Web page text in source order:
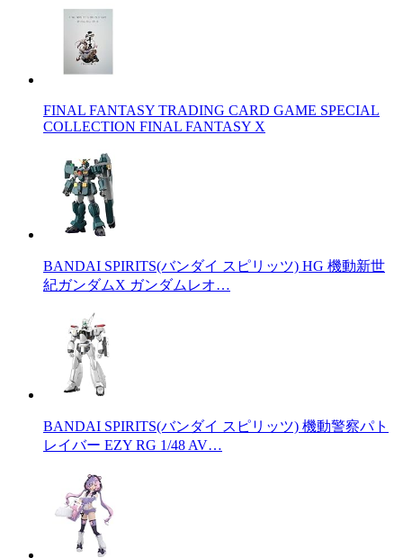
FINAL FANTASY TRADING CARD GAME SPECIAL
COLLECTION FINAL FANTASY X
BANDAI SPIRITS(バンダイ スピリッツ) HG 機動新世
紀ガンダムX ガンダムレオ…
BANDAI SPIRITS(バンダイ スピリッツ) 機動警察パト
レイバー EZY RG 1/48 AV…